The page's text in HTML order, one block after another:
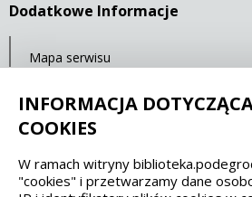
Dodatkowe Informacje
Mapa serwisu
Ostatnia aktualizacja: 18.11.2021
Spełniamy standardy
INFORMACJA
COOKIES
W ramach witryny
"cookies" i przetwarzamy dane